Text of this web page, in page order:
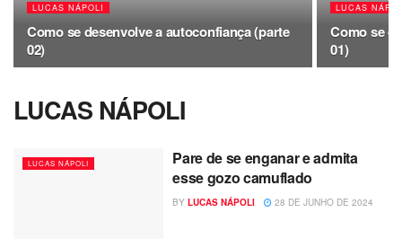
LUCAS NÁPOLI
Como se desenvolve a autoconfiança (parte
02)
LUCAS
Como se
01)
LUCAS NÁPOLI
LUCAS NÁPOLI
Pare de se enganar e admita
esse gozo camuflado
BY LUCAS NÁPOLI 28 DE JUNHO DE 2024